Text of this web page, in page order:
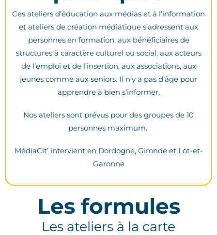
Ces ateliers d’éducation aux médias et à l’information
et ateliers de création médiatique s’adressent aux
personnes en formation, aux bénéficiaires de
structures à caractère culturel ou social, aux acteurs
de l’emploi et de l’insertion, aux associations, aux
jeunes comme aux seniors. Il n’y a pas d’âge pour
apprendre à bien s’informer.
Nos ateliers sont prévus pour des groupes de 10
personnes maximum.
MédiaCit’ intervient en Dordogne, Gironde et Lot-et-
Garonne
Les formules
Les ateliers à la carte